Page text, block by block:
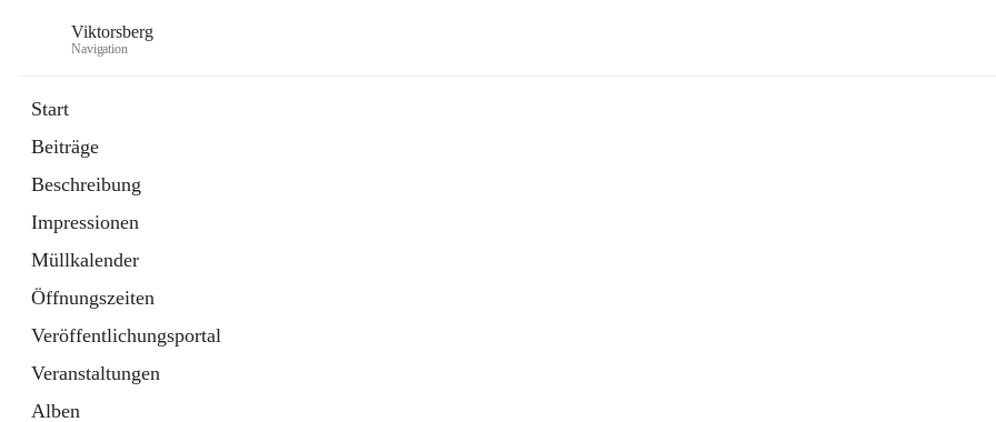
Viktorsberg
Navigation
Start
Beiträge
Beschreibung
Impressionen
Müllkalender
Öffnungszeiten
Veröffentlichungsportal
Veranstaltungen
Alben